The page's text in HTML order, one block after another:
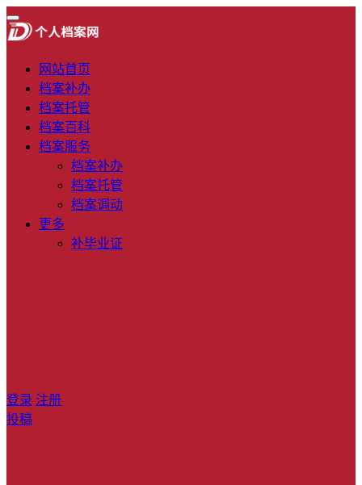
网站首页
档案补办
档案托管
档案百科
档案服务
档案补办
档案托管
档案调动
更多
补毕业证
登录 注册
投稿